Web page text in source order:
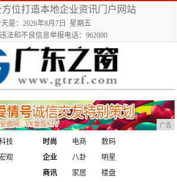
位打造本地企业资讯门户网站
是：2026年8月7日 星期五
法和不良信息举报电话：962000
广告
技
观
时尚 电商
数码
企业
八卦
明星
商讯 家居
楼盘